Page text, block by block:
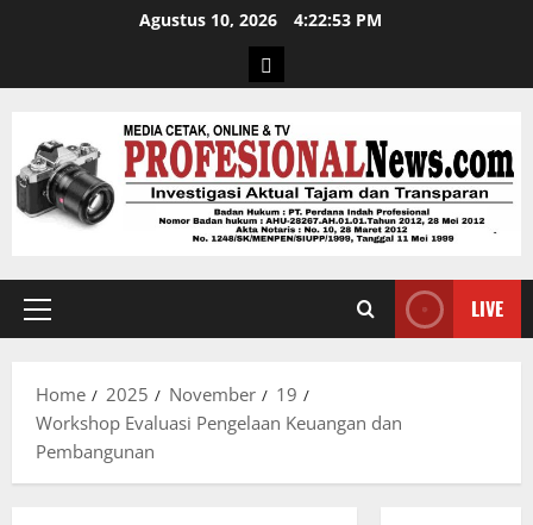
Agustus 10, 2026 4:22:54 PM
LIVE
Home 2025 November
19
Workshop Evaluasi Pengelaan Keuangan dan
Pembangunan